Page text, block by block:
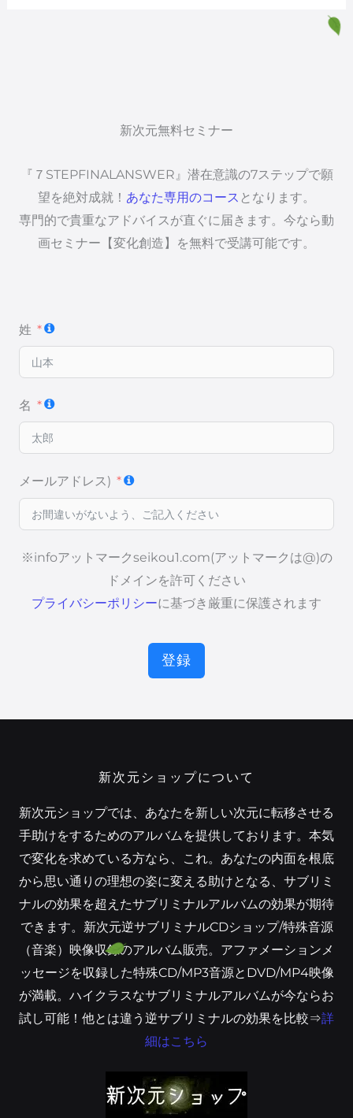
新次元無料セミナー
『７STEPFINALANSWER』潜在意識の7ステップで願
望を絶対成就！ あなた専用のコース となります。
専門的で貴重なアドバイスが直ぐに届きます。今なら動
画セミナー【変化創造】を無料で受講可能です。
姓
名
メールアドレス)
※infoアットマークseikou1.com(アットマークは@)の
ドメインを許可ください
プライバシーポリシーに基づき厳重に保護されます
登録
新次元ショップについて
新次元ショップでは、あなたを新しい次元に転移させる
手助けをするためのアルバムを提供しております。本気
で変化を求めている方なら、これ。あなたの内面を根底
から思い通りの理想の姿に変える助けとなる、サブリミ
ナルの効果を超えたサブリミナルアルバムの効果が期待
できます。新次元逆サブリミナルCDショップ/特殊音源
（音楽）映像収録のアルバム販売。アファメーションメ
ッセージを収録した特殊CD/MP3音源とDVD/MP4映像
が満載。ハイクラスなサブリミナルアルバムが今ならお
試し可能！他とは違う逆サブリミナルの効果を比較⇒詳
細はこちら